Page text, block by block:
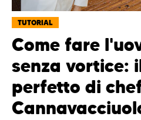
TUTORIAL
Come fare
senza vortice:
perfetto di